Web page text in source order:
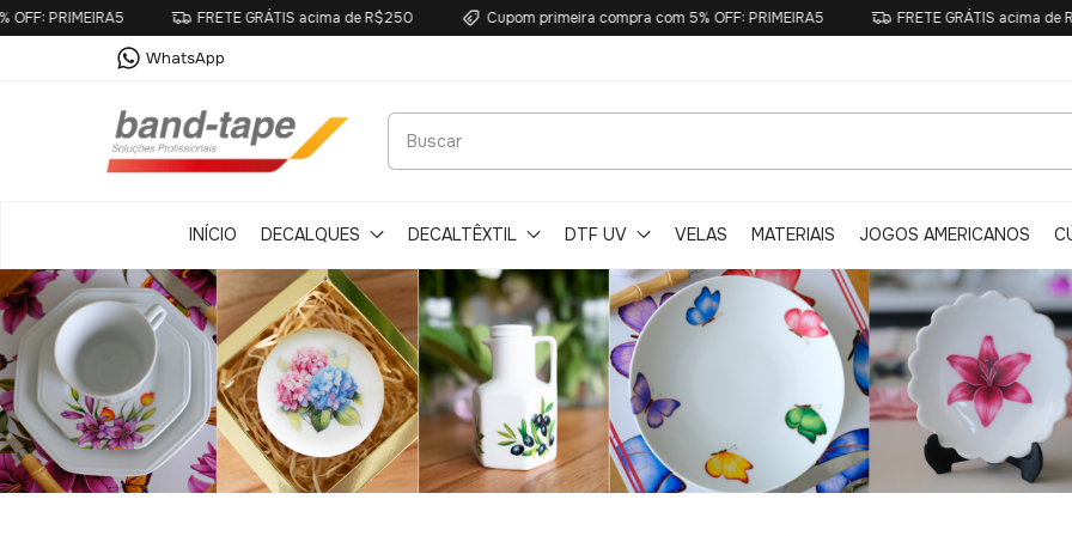
FRETE GRÁTIS acima de R$250 Cupom primeira compra com 5% OFF: PRIMEIRA5 FRETE GRÁTIS acima de R$250
WhatsApp
INÍCIO DECALQUES DECALTÊXTIL DTF UV VELAS MATERIAIS JOGOS AMERICANOS